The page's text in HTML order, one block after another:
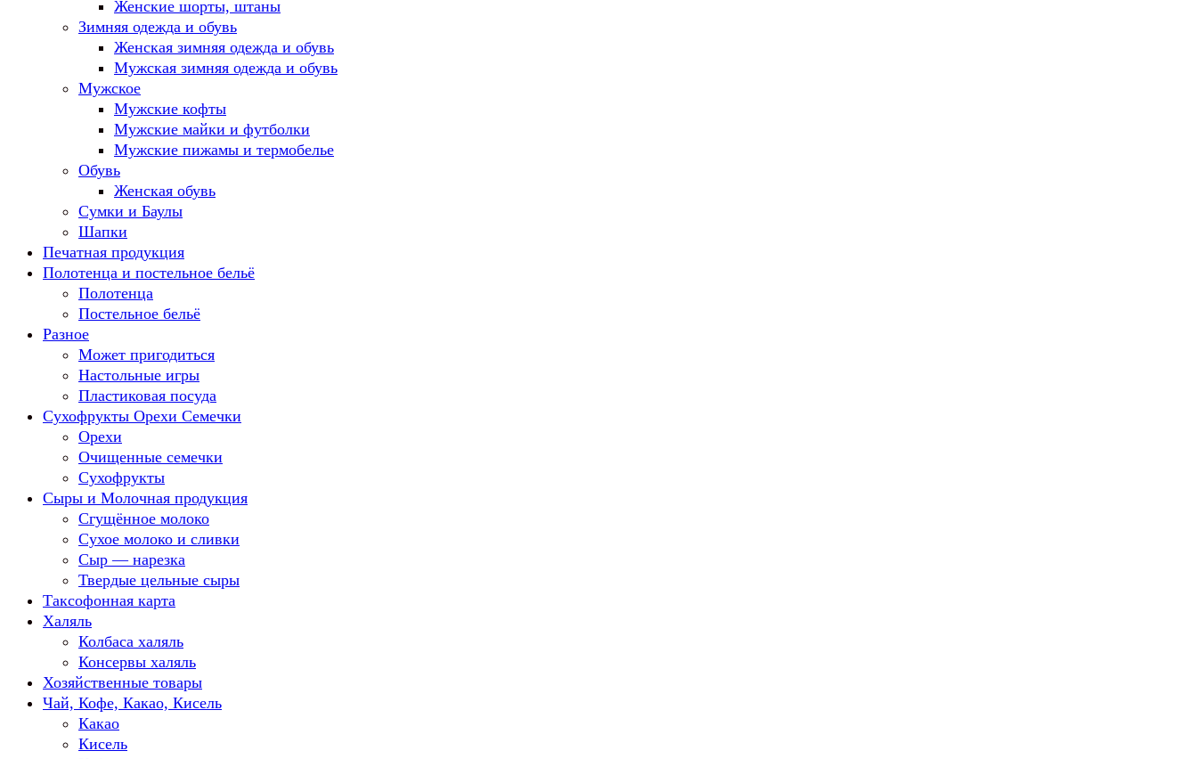
Женские шорты, штаны
Зимняя одежда и обувь
Женская зимняя одежда и обувь
Мужская зимняя одежда и обувь
Мужское
Мужские кофты
Мужские майки и футболки
Мужские пижамы и термобелье
Обувь
Женская обувь
Сумки и Баулы
Шапки
Печатная продукция
Полотенца и постельное бельё
Полотенца
Постельное бельё
Разное
Может пригодиться
Настольные игры
Пластиковая посуда
Сухофрукты Орехи Семечки
Орехи
Очищенные семечки
Сухофрукты
Сыры и Молочная продукция
Сгущённое молоко
Сухое молоко и сливки
Сыр — нарезка
Твердые цельные сыры
Таксофонная карта
Халяль
Колбаса халяль
Консервы халяль
Хозяйственные товары
Чай, Кофе, Какао, Кисель
Какао
Кисель